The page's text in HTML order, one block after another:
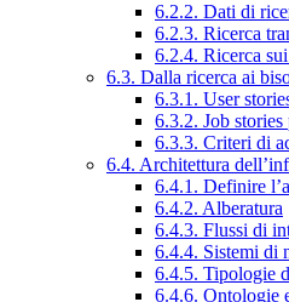
6.2.2. Dati di
6.2.3. Ricerca
6.2.4. Ricerca
6.3. Dalla ricerca ai
6.3.1. User
6.3.2. Job
6.3.3. Criteri di
6.4. Architettura
6.4.1. Definire
6.4.2. Alberatura
6.4.3. Flussi di
6.4.4. Sistemi di
6.4.5. Tipologie
6.4.6. Ontologie